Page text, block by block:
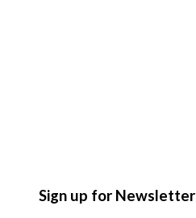
Sign up for Newsletter